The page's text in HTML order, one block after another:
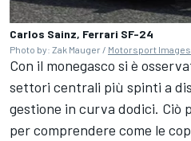
Carlos Sainz, Ferrari SF-24
Photo by: Zak Mauger / Motorsport Images
Con il monegasco si è
settori centrali più spinti a
gestione in curva dodici. Ciò
per comprendere come le